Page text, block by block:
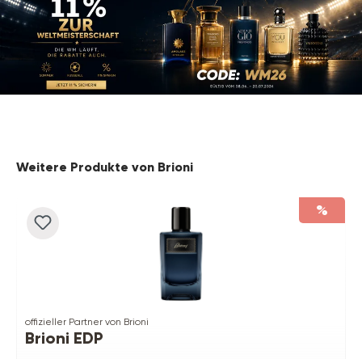
Produktgalerie überspringen
Weitere Produkte von Brioni
%
offizieller Partner von Brioni
Brioni EDP